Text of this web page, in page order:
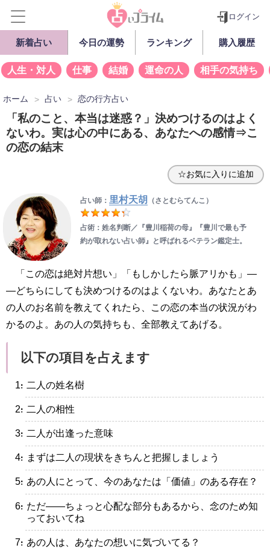
ログイン
新着占い 今日の運勢 ランキング 購入履歴
人生・対人 仕事 結婚 運命の人 相手の気持ち
ホーム 占い 恋の行方占い
「私のこと、本当は迷惑？」決めつけるのはよく
ないわ。実は心の中にある、あなたへの感情⇒こ
の恋の結末
☆お気に入りに追加
占い師： 里村天胡 （さとむらてんこ）
占術：姓名判断／『豊川稲荷の母』『豊川で最も予
約が取れない占い師』と呼ばれるベテラン鑑定士。
「この恋は絶対片想い」「もしかしたら脈アリかも」―
―どちらにしても決めつけるのはよくないわ。あなたとあ
の人のお名前を教えてくれたら、この恋の本当の状況がわ
かるのよ。あの人の気持ちも、全部教えてあげる。
以下の項目を占えます
・二人の姓名樹
・二人の相性
・二人が出逢った意味
・まずは二人の現状をきちんと把握しましょう
・あの人にとって、今のあなたは「価値」のある存在？
・ただ――ちょっと心配な部分もあるから、念のため知
っておいてね
・あの人は、あなたの想いに気づいてる？